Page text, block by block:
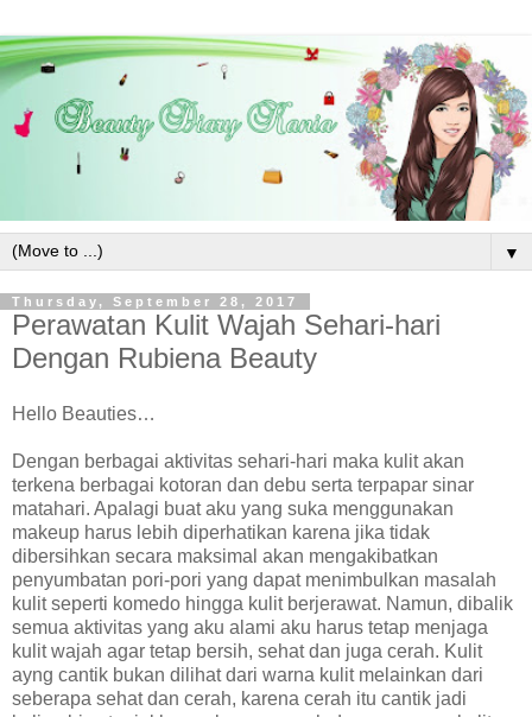
▼
Thursday, September 28, 2017
Perawatan Kulit Wajah Sehari-hari
Dengan Rubiena Beauty
Hello Beauties…
Dengan berbagai aktivitas sehari-hari maka kulit akan
terkena berbagai kotoran dan debu serta terpapar sinar
matahari. Apalagi buat aku yang suka menggunakan
makeup harus lebih diperhatikan karena jika tidak
dibersihkan secara maksimal akan mengakibatkan
penyumbatan pori-pori yang dapat menimbulkan masalah
kulit seperti komedo hingga kulit berjerawat. Namun, dibalik
semua aktivitas yang aku alami aku harus tetap menjaga
kulit wajah agar tetap bersih, sehat dan juga cerah. Kulit
ayng cantik bukan dilihat dari warna kulit melainkan dari
seberapa sehat dan cerah, karena cerah itu cantik jadi